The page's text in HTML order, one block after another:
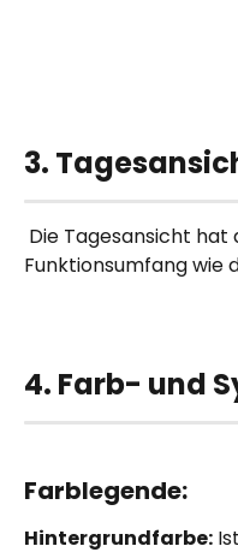
3.
Funktionsumfang wie
4. Farb- und
Farblegende:
Hintergrundfarbe: